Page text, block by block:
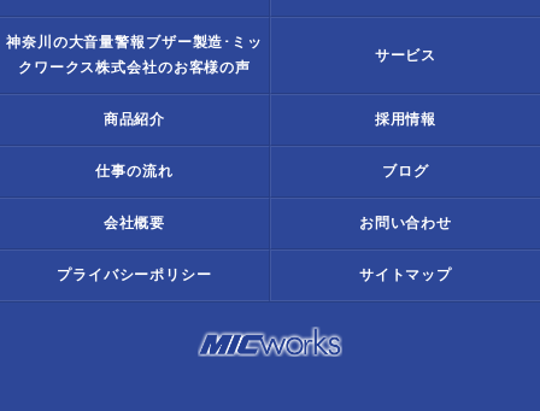
神奈川の大音量警報ブザー製造･ミッ
クワークス株式会社のお客様の声
サービス
商品紹介 採用情報
仕事の流れ ブログ
会社概要 お問い合わせ
プライバシーポリシー サイトマップ